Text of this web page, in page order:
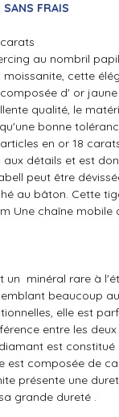
SANS FRAIS
au nombril
moissanite, cette
d' or
qualité, le
bonne
en or 18
détails et est
peut être
au bâton. Cette
Une chaîne
un minéral rare à
beaucoup
elle est
entre les
est
est composée de
présente une
grande dureté .